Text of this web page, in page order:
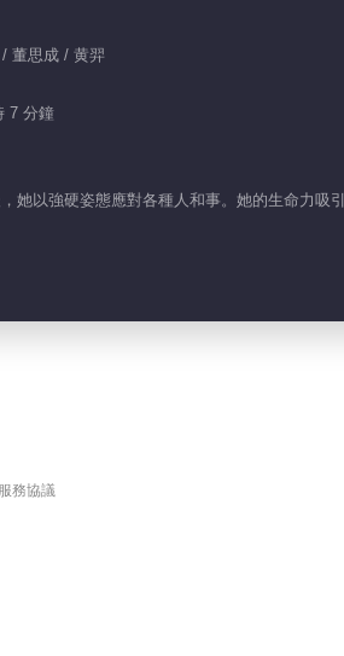
董思成 / 黄羿
7 分鐘
她以強硬姿態應對各種人和事。她的生命力吸
服務協議